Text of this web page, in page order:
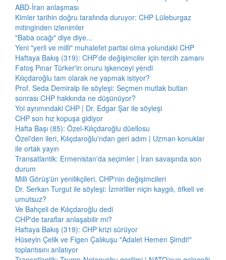
ABD-İran anlaşması
Kimler tarihin doğru tarafında duruyor: CHP Lüleburgaz
mitinginden izlenimler
"Baba ocağı" diye diye...
Yeni "yerli ve milli" muhalefet partisi olma yolundaki CHP
Haftaya Bakış (319): CHP’de değişimciler için tercih zamanı
Fatoş Pınar Türker'in onuru işkenceyi yendi
Kılıçdaroğlu tam olarak ne yapmak istiyor?
Prof. Seda Demiralp ile söyleşi: Seçmen mutlak butlan
sonrası CHP hakkında ne düşünüyor?
Yol ayrımındaki CHP | Dr. Edgar Şar ile söyleşi
CHP son hız kopuşa gidiyor
Hafta Başı (85): Özel-Kılıçdaroğlu düellosu
Özel'den ileri, Kılıçdaroğlu'ndan geri adım | Uzman konuklar
ile ortak yayın
Transatlantik: Ermenistan'da seçimler | İran savaşında son
durum
Milli Görüş'ün yenilikçileri, CHP'nin değişimcileri
Dr. Serkan Turgut ile söyleşi: İzmirliler niçin kaygılı, öfkeli ve
umutsuz?
Ve Bahçeli de Kılıçdaroğlu dedi
CHP'de taraflar anlaşabilir mi?
Haftaya Bakış (319): CHP krizi sürüyor
Hüseyin Çelik ve Figen Çalıkuşu "Adalet Hemen Şimdi!"
toplantısını anlatıyor